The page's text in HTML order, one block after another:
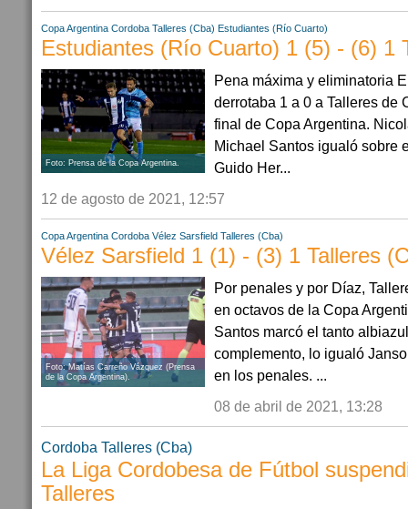
Copa Argentina Cordoba Talleres (Cba) Estudiantes (Río Cuarto)
Estudiantes (Río Cuarto) 1 (5) - (6) 1
Foto: Prensa de la Copa Argentina.
Pena máxima y eliminatoria
derrotaba 1 a 0 a Talleres de
final de Copa Argentina.
Michael Santos igualó sobre
Guido Her...
12 de agosto de 2021, 12:57
Copa Argentina Cordoba Vélez Sarsfield Talleres (Cba)
Vélez Sarsfield 1 (1) - (3) 1 Talleres
Foto: Matías Carreño Vázquez (Prensa
de la Copa Argentina).
Por penales y por Díaz,
en octavos de la Copa
Santos marcó el tanto
complemento, lo igualó
en los penales. ...
08 de abril de 2021, 13:28
Cordoba Talleres (Cba)
La Liga Cordobesa de Fútbol
Talleres